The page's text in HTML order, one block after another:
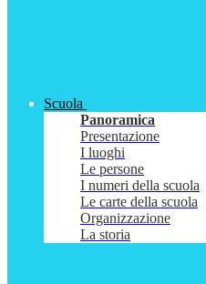
Scuola
Panoramica
Presentazione
I luoghi
Le persone
I numeri della scuola
Le carte della scuola
Organizzazione
La storia